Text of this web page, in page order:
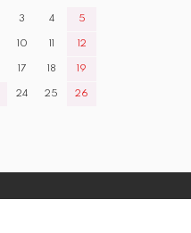
3 4 5
10 11 12
17 18 19
24 25 26